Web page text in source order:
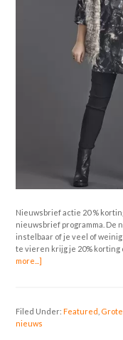
Nieuwsbrief actie 20 %
nieuwsbrief programma. De
instelbaar of je veel of
te vieren krijg je 20%
more...]
Filed Under:Featured
nieuws